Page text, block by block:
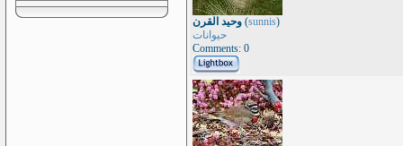
وحيد القرن (sunnis)
حيوانات
Comments: 0